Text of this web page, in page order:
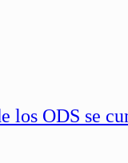
los ODS se